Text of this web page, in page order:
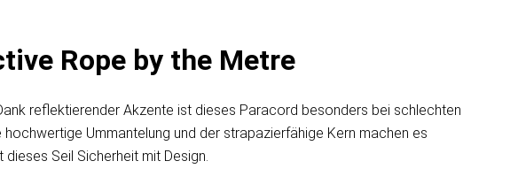
Rope by the Metre
reflektierender Akzente ist dieses Paracord besonders bei schlechten
Ummantelung und der strapazierfähige Kern machen es
Seil Sicherheit mit Design.